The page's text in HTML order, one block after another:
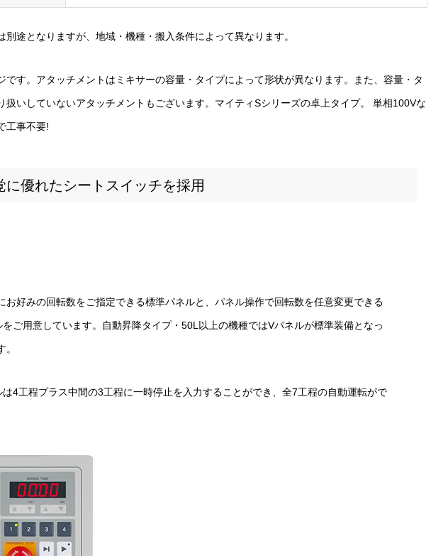
途となりますが、地域・機種・搬入条件によって異なります。
です。アタッチメントはミキサーの容量・タイプによって形状が異なります。また、容量・タ
扱いしていないアタッチメントもございます。マイティSシリーズの卓上タイプ。 単相100Vな
工事不要!
に優れたシートスイッチを採用
お好みの回転数をご指定できる標準パネルと、パネル操作で回転数を任意変更できる
をご用意しています。自動昇降タイプ・50L以上の機種ではVパネルが標準装備となっ
は4工程プラス中間の3工程に一時停止を入力することができ、全7工程の自動運転がで